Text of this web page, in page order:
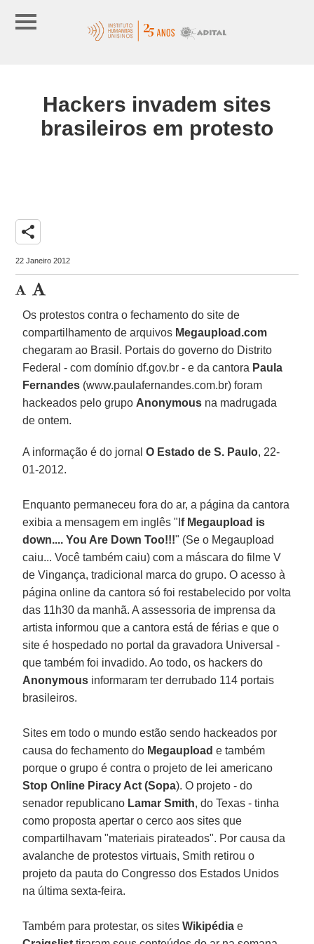
Hackers invadem sites
brasileiros em protesto
share
22 Janeiro 2012
Os protestos contra o fechamento do site de
compartilhamento de arquivos Megaupload.com
chegaram ao Brasil. Portais do governo do Distrito
Federal - com domínio df.gov.br - e da cantora Paula
Fernandes (www.paulafernandes.com.br) foram
hackeados pelo grupo Anonymous na madrugada
de ontem.
A informação é do jornalO Estado de S. Paulo, 22-
01-2012.
Enquanto permaneceu fora do ar, a página da cantora
exibia a mensagem em inglês "If Megaupload is
down.... You Are Down Too!!!" (Se o Megaupload
caiu... Você também caiu) com a máscara do filme V
de Vingança, tradicional marca do grupo. O acesso à
página online da cantora só foi restabelecido por volta
das 11h30 da manhã. A assessoria de imprensa da
artista informou que a cantora está de férias e que o
site é hospedado no portal da gravadora Universal -
que também foi invadido. Ao todo, os hackers do
Anonymous informaram ter derrubado 114 portais
brasileiros.
Sites em todo o mundo estão sendo hackeados por
causa do fechamento do Megauploade também
porque o grupo é contra o projeto de lei americano
Stop Online Piracy Act (Sopa). O projeto - do
senador republicano Lamar Smith, do Texas - tinha
como proposta apertar o cerco aos sites que
compartilhavam "materiais pirateados". Por causa da
avalanche de protestos virtuais, Smith retirou o
projeto da pauta do Congresso dos Estados Unidos
na última sexta-feira.
Também para protestar, os sitesWikipédiae